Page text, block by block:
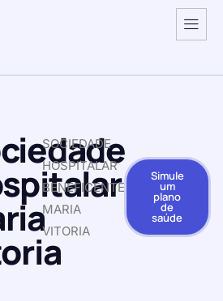
SOCIEDADE
HOSPITALAR
BENEFICENTE
MARIA
VITORIA
Simule
um
plano
de
saúde